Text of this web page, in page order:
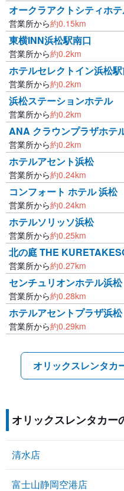
オークラアクトシティホ
営業所から約0.15km
東横INN浜松駅南口
営業所から約0.2km
ホテルセレクトイン浜松
営業所から約0.2km
浜松ステーションホテル
営業所から約0.2km
ANA クラウンプラザホテ
営業所から約0.2km
ホテルアセント浜松
営業所から約0.24km
コンフォート ホテル 浜松
営業所から約0.24km
ホテルソリッソ浜松
営業所から約0.25km
北の庭 THE
営業所から約0.27km
センチュリオンホテル浜松
営業所から約0.28km
ホテルアセントプラザ浜松
営業所から約0.29km
オリックスレンタカ
オリックスレンタカー
清水店
富士山静岡空港店